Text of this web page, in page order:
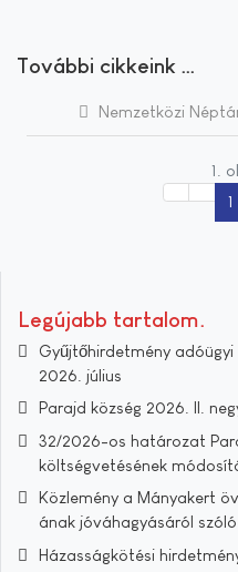
További cikkeink …
Nemzetközi
1
1.
Legújabb tartalom
Gyűjtőhirdetmény
2026. július
Parajd község 2026. II.
32/2026-os határozat
költségvetésének
Közlemény a Mányakert
ának jóváhagyásáról
Házasságkötési